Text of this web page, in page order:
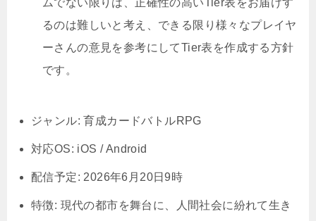
東京リベンジャーズ UNLIMITEDのリセマラ最
強Tier表！キャラランキング【アンリべ】
ムでない限りは、正確性の高いTier表をお届けす
るのは難しいと考え、できる限り様々なプレイヤ
ーさんの意見を参考にしてTier表を作成する方針
です。
ジャンル: 育成カードバトルRPG
対応OS: iOS / Android
配信予定: 2026年6月20日9時
特徴: 現代の都市を舞台に、人間社会に紛れて生き